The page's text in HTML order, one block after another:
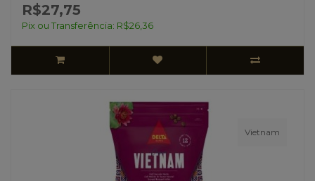
R$27,75
Pix ou Transferência: R$26,36
Vietnam